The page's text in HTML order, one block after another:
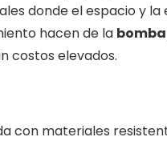
donde el espacio y
hacen de la
costos elevados.
con materiales